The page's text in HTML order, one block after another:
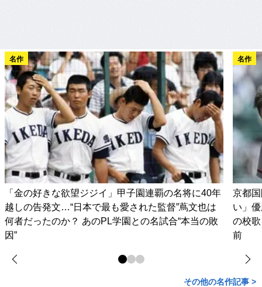
名作
「金の好きな欲望ジジイ」甲子園連覇の名将に40年
越しの告発文…“日本で最も愛された監督”蔦文也は
何者だったのか？ あのPL学園との名試合“本当の敗
因”
名作
京都
い」
の校
前
その他の名作記事 >